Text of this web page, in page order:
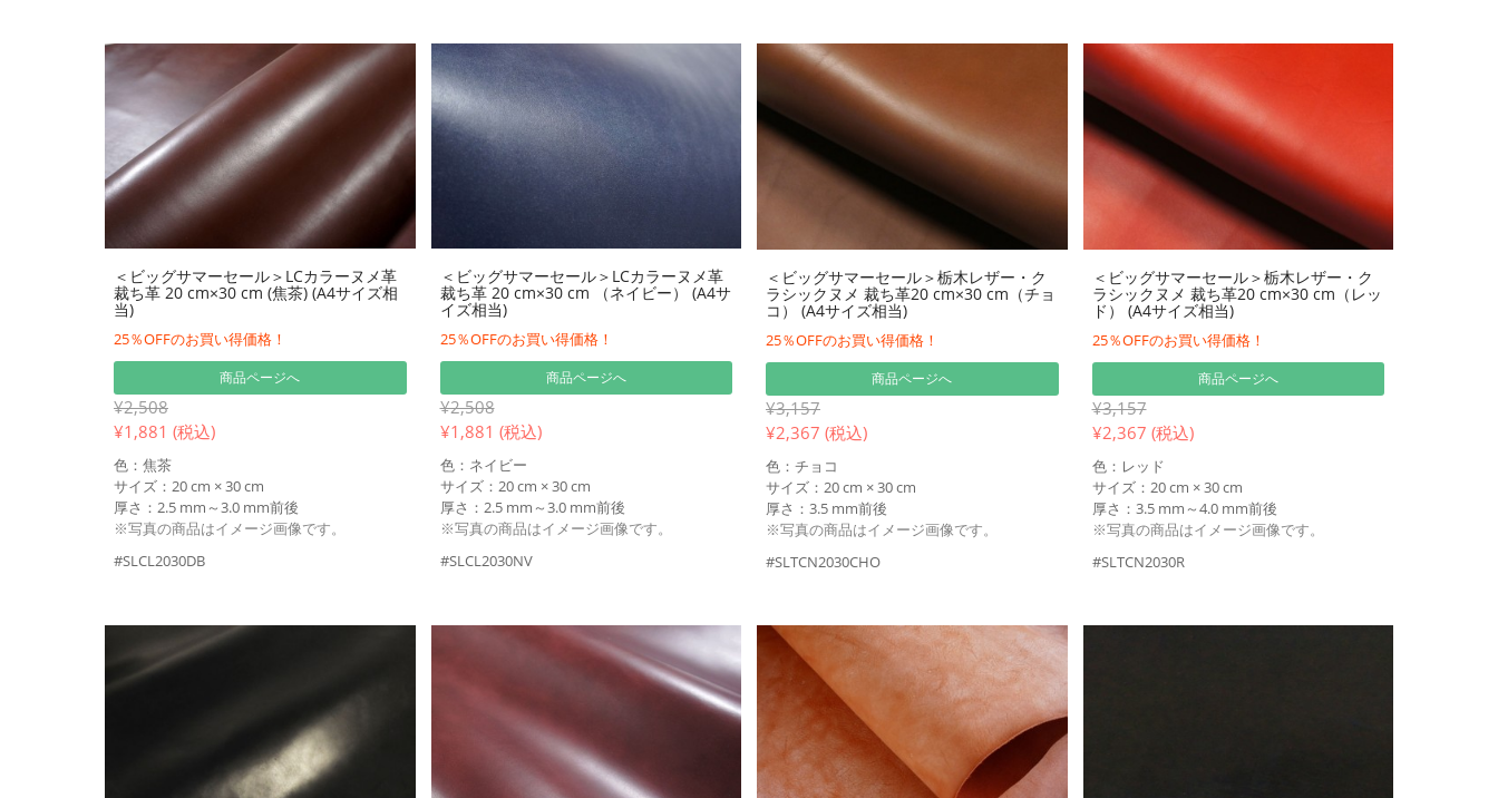
＜ビッグサマーセール＞LCカラーヌメ革
裁ち革 20 cm×30 cm (焦茶) (A4サイズ相
当)
25％OFFのお買い得価格！
商品ページへ
¥2,508
¥1,881 (税込)
色：焦茶
サイズ：20 cm × 30 cm
厚さ：2.5 mm～3.0 mm前後
※写真の商品はイメージ画像です。
#SLCL2030DB
＜ビッグサマーセール＞LCカラーヌメ革
裁ち革 20 cm×30 cm （ネイビー） (A4サ
イズ相当)
25％OFFのお買い得価格！
商品ページへ
¥2,508
¥1,881 (税込)
色：ネイビー
サイズ：20 cm × 30 cm
厚さ：2.5 mm～3.0 mm前後
※写真の商品はイメージ画像です。
#SLCL2030NV
＜ビッグサマーセール＞栃木レザー・ク
ラシックヌメ 裁ち革20 cm×30 cm（チョ
コ） (A4サイズ相当)
25％OFFのお買い得価格！
商品ページへ
¥3,157
¥2,367 (税込)
色：チョコ
サイズ：20 cm × 30 cm
厚さ：3.5 mm前後
※写真の商品はイメージ画像です。
#SLTCN2030CHO
＜ビッグサマーセール＞栃木レザー・ク
ラシックヌメ 裁ち革20 cm×30 cm（レッ
ド） (A4サイズ相当)
25％OFFのお買い得価格！
商品ページへ
¥3,157
¥2,367 (税込)
色：レッド
サイズ：20 cm × 30 cm
厚さ：3.5 mm～4.0 mm前後
※写真の商品はイメージ画像です。
#SLTCN2030R